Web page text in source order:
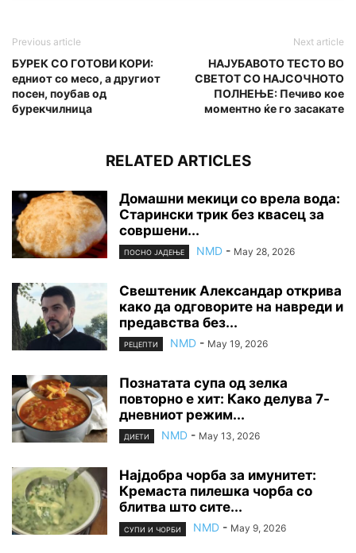
Previous article
БУРЕК СО ГОТОВИ КОРИ:
едниот со месо, а другиот
посен, поубав од
бурекчилница
Next article
НАЈУБАВОТО ТЕСТО ВО
СВЕТОТ СО НАЈСОЧНОТО
ПОЛНЕЊЕ: Печиво кое
моментно ќе го засакате
RELATED ARTICLES
Домашни мекици со врела вода:
Старински трик без квасец за
совршени...
ПОСНО ЈАДЕЊЕ NMD - May 28, 2026
Свештеник Александар открива
како да одговорите на навреди и
предавства без...
РЕЦЕПТИ NMD - May 19, 2026
Познатата супа од зелка
повторно е хит: Како делува 7-
дневниот режим...
ДИЕТИ NMD - May 13, 2026
Најдобра чорба за имунитет:
Кремаста пилешка чорба со
блитва што сите...
СУПИ И ЧОРБИ NMD - May 9, 2026